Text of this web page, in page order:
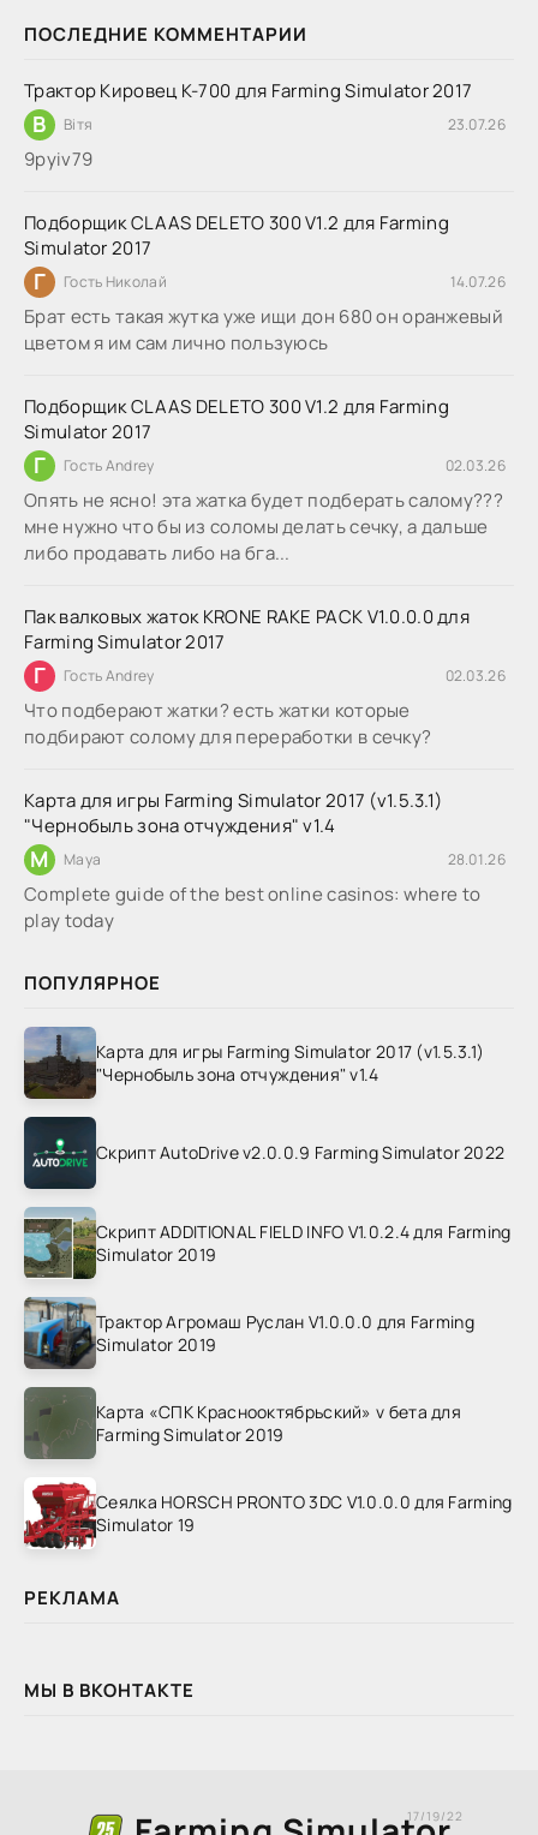
ПОСЛЕДНИЕ КОММЕНТАРИИ
Трактор Кировец К-700 для Farming Simulator 2017
В Вітя 23.07.26
9руіv79
Подборщик CLAAS DELETO 300 V1.2 для Farming
Simulator 2017
Г Гость Николай 14.07.26
Брат есть такая жутка уже ищи дон 680 он оранжевый
цветом я им сам лично пользуюсь
Подборщик CLAAS DELETO 300 V1.2 для Farming
Simulator 2017
Г Гость Andrey 02.03.26
Опять не ясно! эта жатка будет подберать салому???
мне нужно что бы из соломы делать сечку, а дальше
либо продавать либо на бга...
Пак валковых жаток KRONE RAKE PACK V1.0.0.0 для
Farming Simulator 2017
Г Гость Andrey 02.03.26
Что подберают жатки? есть жатки которые
подбирают солому для переработки в сечку?
Карта для игры Farming Simulator 2017 (v1.5.3.1)
"Чернобыль зона отчуждения" v1.4
M Maya 28.01.26
Complete guide of the best online casinos: where to
play today
ПОПУЛЯРНОЕ
Карта для игры Farming Simulator 2017 (v1.5.3.1)
"Чернобыль зона отчуждения" v1.4
Скрипт AutoDrive v2.0.0.9 Farming Simulator 2022
Скрипт ADDITIONAL FIELD INFO V1.0.2.4 для Farming
Simulator 2019
Трактор Агромаш Руслан V1.0.0.0 для Farming
Simulator 2019
Карта «СПК Краснооктябрьский» v бета для
Farming Simulator 2019
Сеялка HORSCH PRONTO 3DC V1.0.0.0 для Farming
Simulator 19
РЕКЛАМА
МЫ В ВКОНТАКТЕ
17/19/22